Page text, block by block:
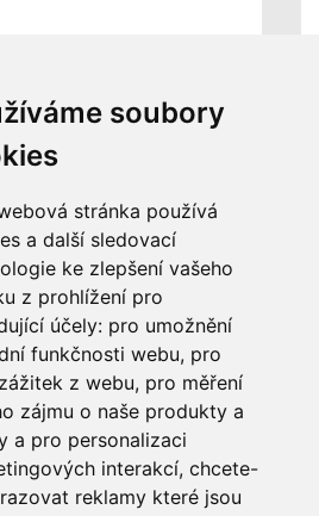
soubory
stránka používá
a další sledovací
ke zlepšení vašeho
z prohlížení pro
účely: pro umožnění
funkčnosti webu, pro
z webu, pro měření
zájmu o naše produkty a
a pro personalizaci
interakcí, chcete-
reklamy které jsou
prací
údajů
smlouvy